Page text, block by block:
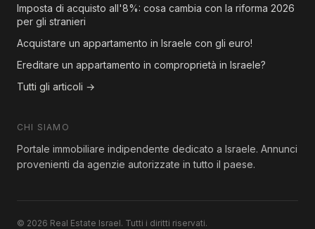
Imposta di acquisto all'8%: cosa cambia con la riforma 2026
per gli stranieri
Acquistare un appartamento in Israele con gli euro!
Ereditare un appartamento in comproprietà in Israele?
Tutti gli articoli →
CHI SIAMO
Portale immobiliare indipendente dedicato a Israele. Annunci
provenienti da agenzie autorizzate in tutto il paese.
© 2026 Real Estate Israel. Tutti i diritti riservati.